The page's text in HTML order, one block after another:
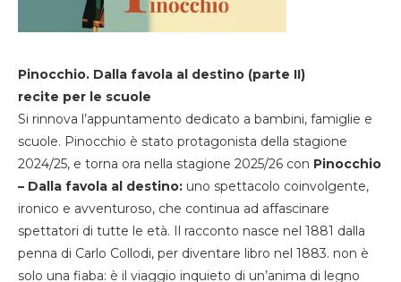
Pinocchio. Dalla favola al destino (parte II)
recite per le scuole
Si rinnova l’appuntamento dedicato a bambini, famiglie e
scuole. Pinocchio è stato protagonista della stagione
2024/25, e torna ora nella stagione 2025/26 con Pinocchio
– Dalla favola al destino: uno spettacolo coinvolgente,
ironico e avventuroso, che continua ad affascinare
spettatori di tutte le età. Il racconto nasce nel 1881 dalla
penna di Carlo Collodi, per diventare libro nel 1883. non è
solo una fiaba: è il viaggio inquieto di un’anima di legno